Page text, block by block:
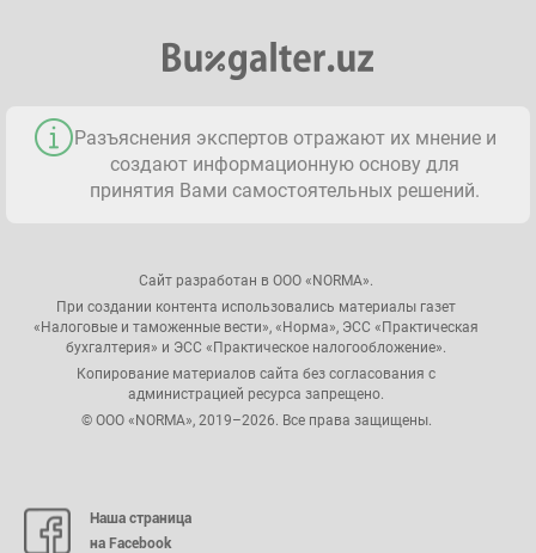
Разъяснения экспертов отражают их мнение и
создают информационную основу для
принятия Вами самостоятельных решений.
Сайт разработан в ООО «NORMA».
При создании контента использовались материалы газет
«Налоговые и таможенные вести», «Норма», ЭСС «Практическая
бухгалтерия» и ЭСС «Практическое налогообложение».
Копирование материалов сайта без согласования с
администрацией ресурса запрещено.
© ООО «NORMA», 2019–2026. Все права защищены.
Наша страница
на Facebook